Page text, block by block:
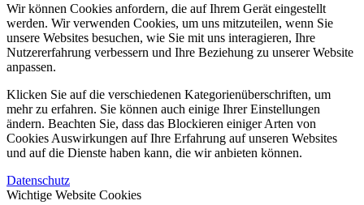
Wir können Cookies anfordern, die auf Ihrem Gerät eingestellt
werden. Wir verwenden Cookies, um uns mitzuteilen, wenn Sie
unsere Websites besuchen, wie Sie mit uns interagieren, Ihre
Nutzererfahrung verbessern und Ihre Beziehung zu unserer Website
anpassen.
Klicken Sie auf die verschiedenen Kategorienüberschriften, um
mehr zu erfahren. Sie können auch einige Ihrer Einstellungen
ändern. Beachten Sie, dass das Blockieren einiger Arten von
Cookies Auswirkungen auf Ihre Erfahrung auf unseren Websites
und auf die Dienste haben kann, die wir anbieten können.
Datenschutz
Wichtige Website Cookies